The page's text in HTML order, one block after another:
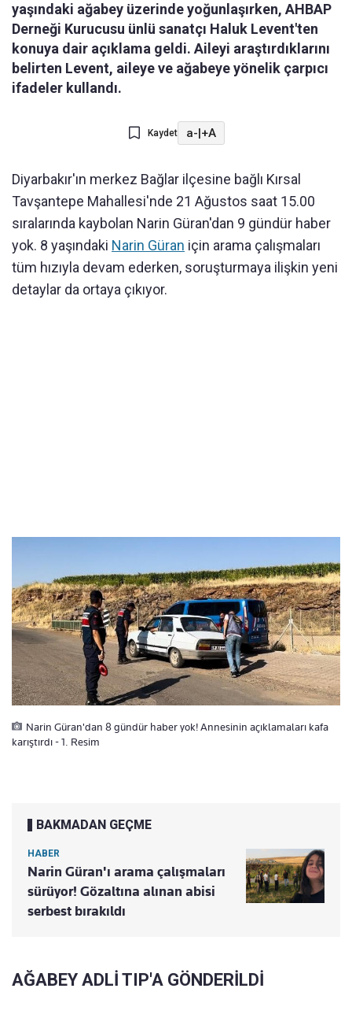
yaşındaki ağabey üzerinde yoğunlaşırken, AHBAP
Derneği Kurucusu ünlü sanatçı Haluk Levent'ten
konuya dair açıklama geldi. Aileyi araştırdıklarını
belirten Levent, aileye ve ağabeye yönelik çarpıcı
ifadeler kullandı.
Kaydet a-|+A
Diyarbakır'ın merkez Bağlar ilçesine bağlı Kırsal
Tavşantepe Mahallesi'nde 21 Ağustos saat 15.00
sıralarında kaybolan Narin Güran'dan 9 gündür haber
yok. 8 yaşındaki Narin Güran için arama çalışmaları
tüm hızıyla devam ederken, soruşturmaya ilişkin yeni
detaylar da ortaya çıkıyor.
Narin Güran'dan 8 gündür haber yok! Annesinin açıklamaları kafa
karıştırdı - 1. Resim
BAKMADAN GEÇME
HABER
Narin Güran'ı arama çalışmaları
sürüyor! Gözaltına alınan abisi
serbest bırakıldı
AĞABEY ADLİ TIP'A GÖNDERİLDİ